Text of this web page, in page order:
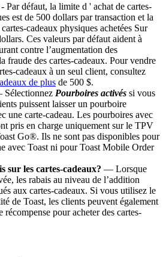
- Par défaut, la limite d ' achat de cartes-
est de 500 dollars par transaction et la
cadeaux physiques achetées Sur
Ces valeurs par défaut aident à
contre l’augmentation des
fraude des cartes-cadeaux. Pour vendre
cadeaux à un seul client, consultez
de plus de 500 $.
Pourboires activés si vous
puissent laisser un pourboire
une carte-cadeau. Les pourboires avec
pris en charge uniquement sur le TPV
Go®. Ils ne sont pas disponibles pour
avec Toast ni pour Toast Mobile Order
sur les cartes-cadeaux? — Lorsque
les rabais au niveau de l’addition
aux cartes-cadeaux. Si vous utilisez le
de Toast, les clients peuvent également
récompense pour acheter des cartes-